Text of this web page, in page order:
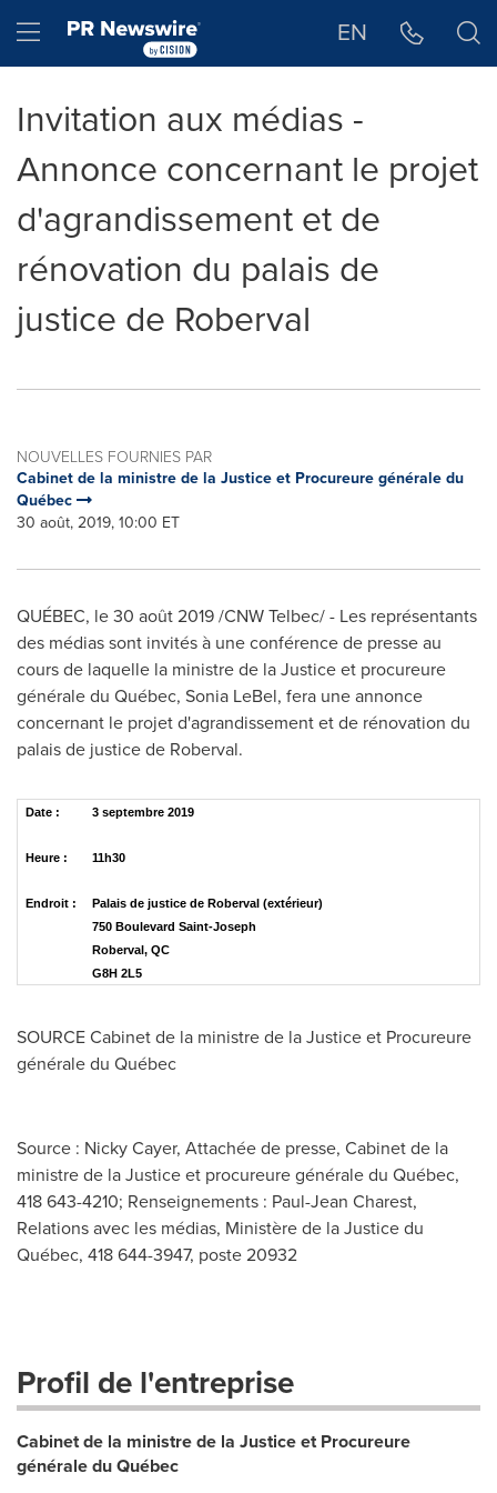
Hamburger menu EN
Invitation aux médias -
Annonce concernant le projet
d'agrandissement et de
rénovation du palais de
justice de Roberval
NOUVELLES FOURNIES PAR
Cabinet de la ministre de la Justice et Procureure générale du
Québec
30 août, 2019, 10:00 ET
QUÉBEC, le 30 août 2019 /CNW Telbec/ - Les représentants
des médias sont invités à une conférence de presse au
cours de laquelle la ministre de la Justice et procureure
générale du Québec, Sonia LeBel, fera une annonce
concernant le projet d'agrandissement et de rénovation du
palais de justice de Roberval.
Date : 3 septembre 2019
Heure : 11h30
Endroit :
Palais de justice de Roberval (extérieur)
750 Boulevard Saint-Joseph
Roberval, QC
G8H 2L5
SOURCE Cabinet de la ministre de la Justice et Procureure
générale du Québec
Source : Nicky Cayer, Attachée de presse, Cabinet de la
ministre de la Justice et procureure générale du Québec,
418 643-4210; Renseignements : Paul-Jean Charest,
Relations avec les médias, Ministère de la Justice du
Québec, 418 644-3947, poste 20932
Profil de l'entreprise
Cabinet de la ministre de la Justice et Procureure
générale du Québec